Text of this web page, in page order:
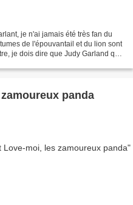
je n'ai jamais été très fan du
de l'épouvantail et du lion sont
je dois dire que Judy Garland qui
panda